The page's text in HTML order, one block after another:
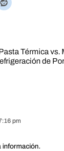
Térmica
de
pm
información.